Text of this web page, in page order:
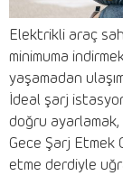
Elektrikli araç
minimuma
yaşamadan
İdeal şarj
doğru
Gece Şarj Etmek
etme derdiyle